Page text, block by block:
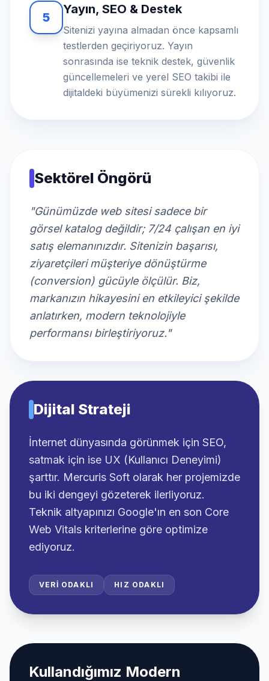
5
Yayın, SEO & Destek
Sitenizi yayına almadan önce kapsamlı
testlerden geçiriyoruz. Yayın
sonrasında ise teknik destek, güvenlik
güncellemeleri ve yerel SEO takibi ile
dijitaldeki büyümenizi sürekli kılıyoruz.
Sektörel Öngörü
"Günümüzde web sitesi sadece bir
görsel katalog değildir; 7/24 çalışan en iyi
satış elemanınızdır. Sitenizin başarısı,
ziyaretçileri müşteriye dönüştürme
(conversion) gücüyle ölçülür. Biz,
markanızın hikayesini en etkileyici şekilde
anlatırken, modern teknolojiyle
performansı birleştiriyoruz."
Dijital Strateji
İnternet dünyasında görünmek için SEO,
satmak için ise UX (Kullanıcı Deneyimi)
şarttır. Mercuris Soft olarak her projemizde
bu iki dengeyi gözeterek ilerliyoruz.
Teknik altyapınızı Google'ın en son Core
Web Vitals kriterlerine göre optimize
ediyoruz.
VERI ODAKLI HIZ ODAKLI
Kullandığımız Modern